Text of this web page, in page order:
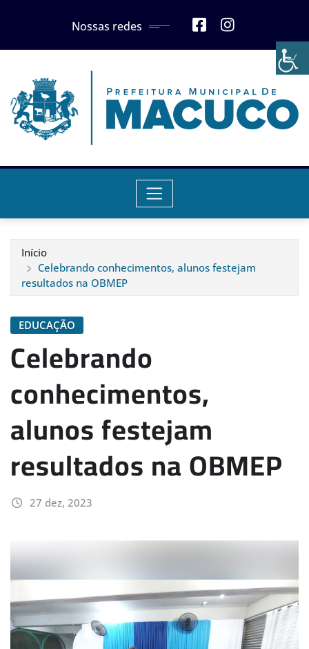
Nossas redes
Início
Celebrando conhecimentos, alunos festejam
resultados na OBMEP
EDUCAÇÃO
Celebrando
conhecimentos,
alunos festejam
resultados na OBMEP
27 dez, 2023